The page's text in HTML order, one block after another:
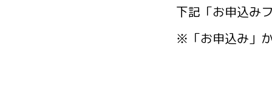
下記「お申込み
※「お申込み」